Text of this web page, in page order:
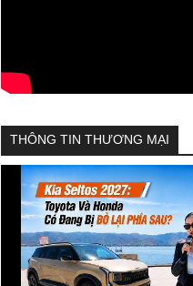
THÔNG TIN THƯƠNG MẠI